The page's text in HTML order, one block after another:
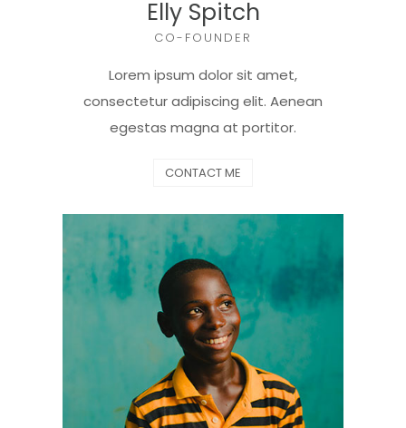
Elly Spitch
CO-FOUNDER
Lorem ipsum dolor sit amet,
consectetur adipiscing elit. Aenean
egestas magna at portitor.
CONTACT ME